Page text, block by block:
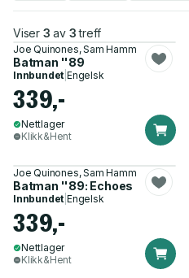
Viser 3 av 3 treff
Joe Quinones, Sam Hamm
Batman ''89
Innbundet |Engelsk
339,-
Nettlager
Klikk&Hent
Joe Quinones, Sam Hamm
Batman ''89: Echoes
Innbundet |Engelsk
339,-
Nettlager
Klikk&Hent